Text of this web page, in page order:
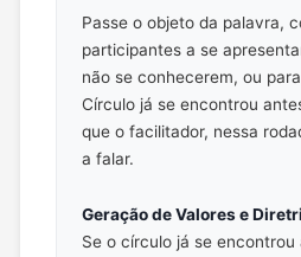
Passe o objeto da palavra,
participantes a se
não se conhecerem, ou
Círculo já se encontrou
que o facilitador, nessa
a falar.
Geração de Valores e
Se o círculo já se